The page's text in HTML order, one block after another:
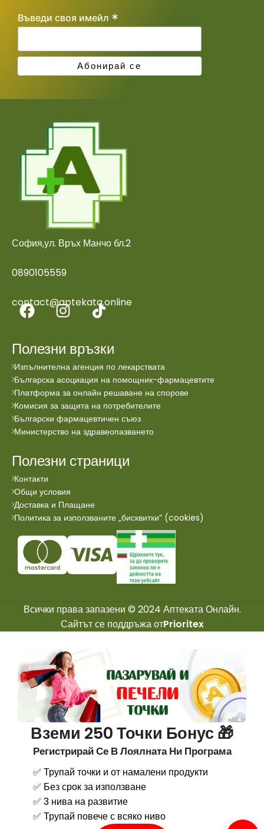
Въведи своя имейл *
София,ул. Връх Манчо бл.2
0890105559
contact@aptekata.online
Полезни връзки
Изпълнителна агенция по лекарствата
Българска асоциация на помощник-фармацевтите
Платформа за онлайн решаване на спорове
Комисия за защита на потребителите
Български фармацевтичен съюз
Министерство на здравеопазването
Полезни страници
Контакти
Общи условия
Доставка и Плащане
Политика за използваните „бисквитки“ (cookies)
Всички права запазени © 2024 Аптеката Онлайн.
Сайтът се поддръжа отPrioritex
Вземи 250 Точки Бонус 🎁
Регистрирай Се В Лоялната Ни Програма
✅ Трупай точки и от намалени продукти
✅ Без срок за използване
✅ 3 нива на развитие
✅ Трупай повече с всяко ниво